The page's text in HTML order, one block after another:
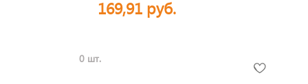
169,91 руб.
0 шт.